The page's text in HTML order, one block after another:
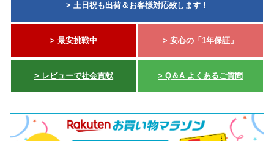
> 土日祝も出荷＆お客様対応致します！
> 最安挑戦中 > 安心の「1年保証」
> レビューで社会貢献 > Q＆A よくあるご質問